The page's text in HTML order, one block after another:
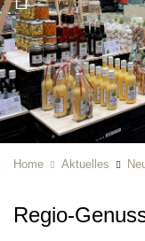
Home Aktuelles
Regio-